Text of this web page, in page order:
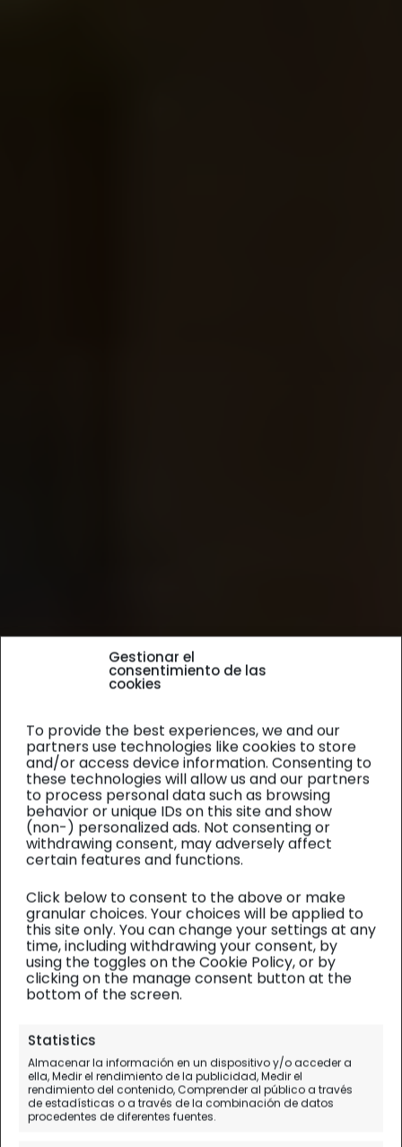
Gestionar el
consentimiento de las
cookies
To provide the best experiences, we and our
partners use technologies like cookies to store
and/or access device information. Consenting to
these technologies will allow us and our partners
to process personal data such as browsing
behavior or unique IDs on this site and show
(non-) personalized ads. Not consenting or
withdrawing consent, may adversely affect
certain features and functions.
Click below to consent to the above or make
granular choices. Your choices will be applied to
this site only. You can change your settings at any
time, including withdrawing your consent, by
using the toggles on the Cookie Policy, or by
clicking on the manage consent button at the
bottom of the screen.
Statistics
Almacenar la información en un dispositivo y/o acceder a
ella, Medir el rendimiento de la publicidad, Medir el
rendimiento del contenido, Comprender al público a través
de estadísticas o a través de la combinación de datos
procedentes de diferentes fuentes.
Comer en Gijón: restaurantes
con encanto y platos típicos